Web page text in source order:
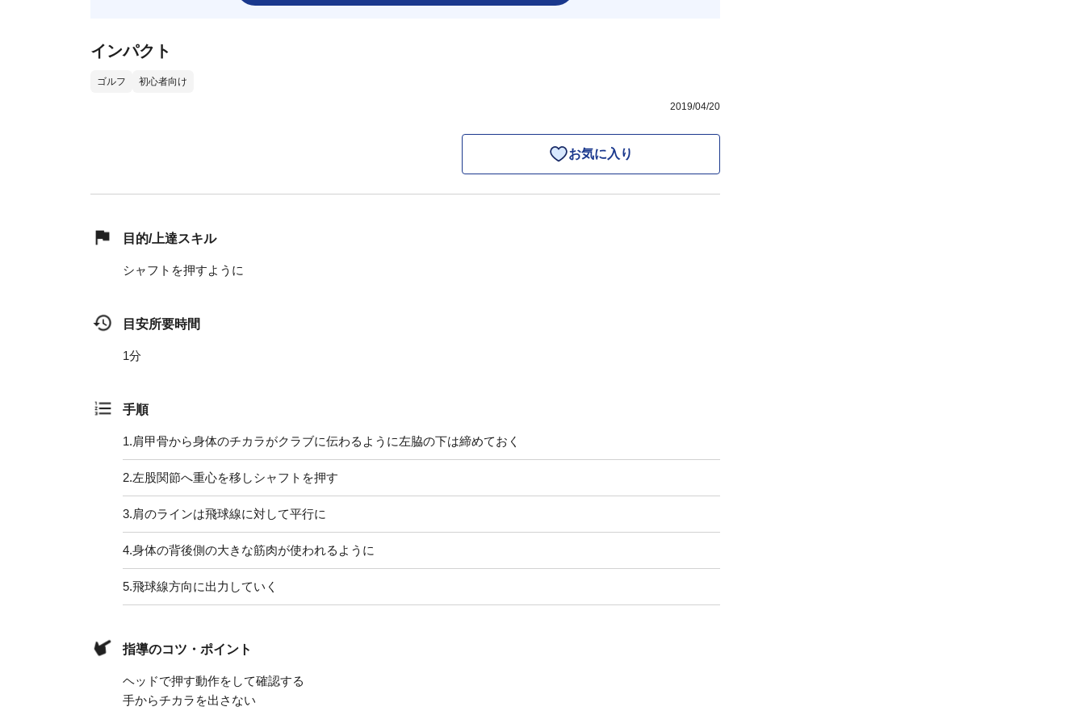
インパクト
ゴルフ 初心者向け
2019/04/20
お気に入り
目的/上達スキル
シャフトを押すように
目安所要時間
1分
手順
1.肩甲骨から身体のチカラがクラブに伝わるように左脇の下は締めておく
2.左股関節へ重心を移しシャフトを押す
3.肩のラインは飛球線に対して平行に
4.身体の背後側の大きな筋肉が使われるように
5.飛球線方向に出力していく
指導のコツ・ポイント
ヘッドで押す動作をして確認する
手からチカラを出さない